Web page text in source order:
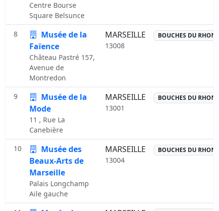
Centre Bourse
Square Belsunce
8
Musée de la
Faïence
Château Pastré 157,
Avenue de
Montredon
MARSEILLE
13008
BOUCHES DU RHONE
9
Musée de la
Mode
11 , Rue La
Canebière
MARSEILLE
13001
BOUCHES DU RHONE
10
Musée des
Beaux-Arts de
Marseille
Palais Longchamp
Aile gauche
MARSEILLE
13004
BOUCHES DU RHONE